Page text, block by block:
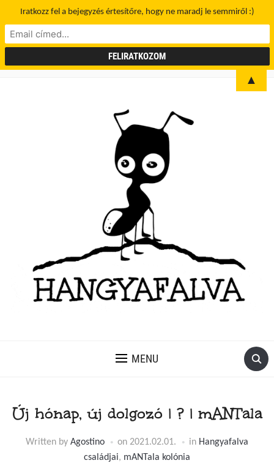
MENU
Új hónap, új dolgozó | ? | mANTala
Written by Agostino on 2021.02.01. in Hangyafalva
családjai, mANTala kolónia
Iratkozz fel a bejegyzés értesítőre, hogy ne maradj le semmiről :)
▲